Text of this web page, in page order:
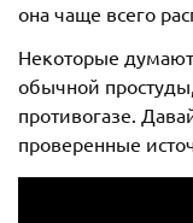
она чаще всего
Некоторые
обычной
противогазе.
проверенные